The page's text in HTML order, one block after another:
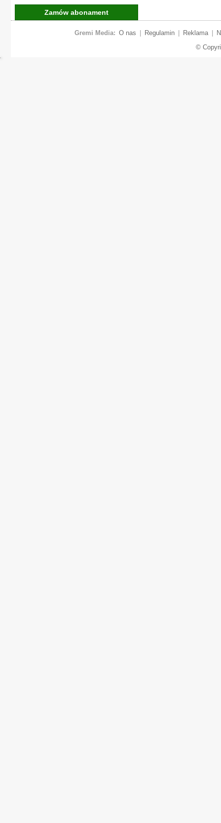
Zamów abonament
Gremi Media: O nas Regulamin Reklama
©